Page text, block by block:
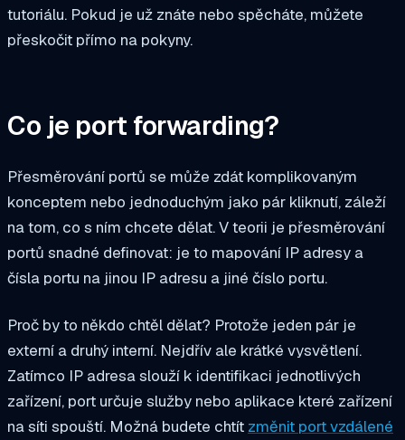
tutoriálu. Pokud je už znáte nebo spěcháte, můžete
přeskočit přímo na pokyny.
Co je port forwarding?
Přesměrování portů se může zdát komplikovaným
konceptem nebo jednoduchým jako pár kliknutí, záleží
na tom, co s ním chcete dělat. V teorii je přesměrování
portů snadné definovat: je to mapování IP adresy a
čísla portu na jinou IP adresu a jiné číslo portu.
Proč by to někdo chtěl dělat? Protože jeden pár je
externí a druhý interní. Nejdřív ale krátké vysvětlení.
Zatímco IP adresa slouží k identifikaci jednotlivých
zařízení, port určuje služby nebo aplikace které zařízení
na síti spouští. Možná budete chtít změnit port vzdálené